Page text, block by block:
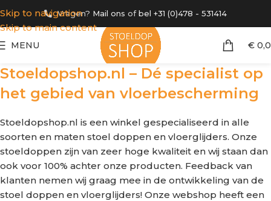
Skip to navigation
Skip to main content
Vragen? Mail ons ofbel +31 (0)478 - 531414
MENU €
Stoeldopshop.nl – Dé specialist op
het gebied van vloerbescherming
Stoeldopshop.nl is een winkel gespecialiseerd in alle
soorten en maten stoel doppen en vloerglijders. Onze
stoeldoppen zijn van zeer hoge kwaliteit en wij staan dan
ook voor 100% achter onze producten. Feedback van
klanten nemen wij graag mee in de ontwikkeling van de
stoel doppen en vloerglijders! Onze webshop heeft een